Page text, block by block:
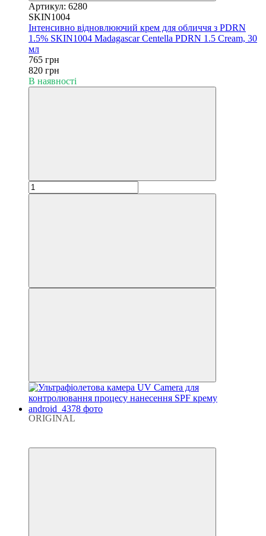
Артикул: 6280
SKIN1004
Інтенсивно відновлюючий крем для обличчя з PDRN
1.5% SKIN1004 Madagascar Centella PDRN 1.5 Cream, 30
мл
765 грн
820 грн
В наявності
ORIGINAL